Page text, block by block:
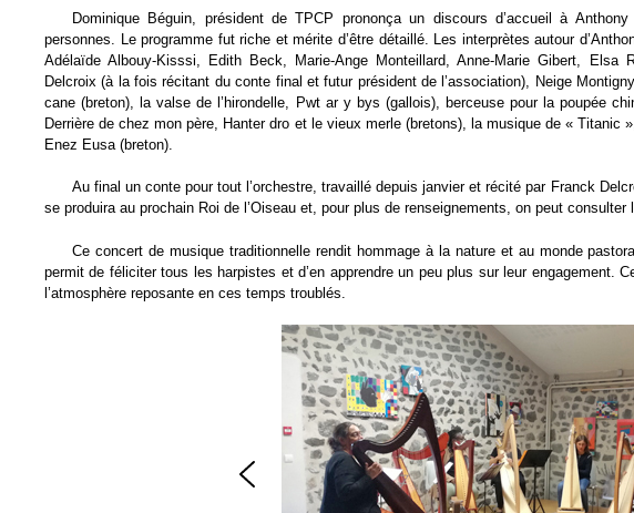
Dominique Béguin, président de TPCP prononça un discours d’accueil à
personnes. Le programme fut riche et mérite d’être détaillé. Les interprètes autour
Adélaïde Albouy-Kisssi, Edith Beck, Marie-Ange Monteillard, Anne-Marie Gibert,
Delcroix (à la fois récitant du conte final et futur président de l’association), Neige
cane (breton), la valse de l’hirondelle, Pwt ar y bys (gallois), berceuse pour la poupée
Derrière de chez mon père, Hanter dro et le vieux merle (bretons), la musique de « Titanic
Enez Eusa (breton).
Au final un conte pour tout l’orchestre, travaillé depuis janvier et récité par Franck
se produira au prochain Roi de l’Oiseau et, pour plus de renseignements, on peut
Ce concert de musique traditionnelle rendit hommage à la nature et au monde
permit de féliciter tous les harpistes et d’en apprendre un peu plus sur leur engagement.
l’atmosphère reposante en ces temps troublés.